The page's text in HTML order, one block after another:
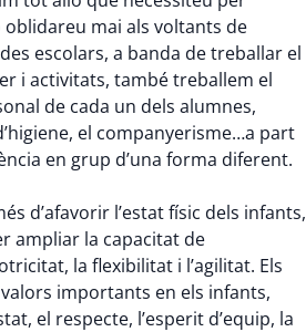
mai als voltants de
escolars, a banda de treballar el
i activitats, també treballem el
de cada un dels alumnes,
el companyerisme…a part
en grup d’una forma diferent.
d’afavorir l’estat físic dels infants,
ampliar la capacitat de
la flexibilitat i l’agilitat. Els
importants en els infants,
el respecte, l’esperit d’equip, la